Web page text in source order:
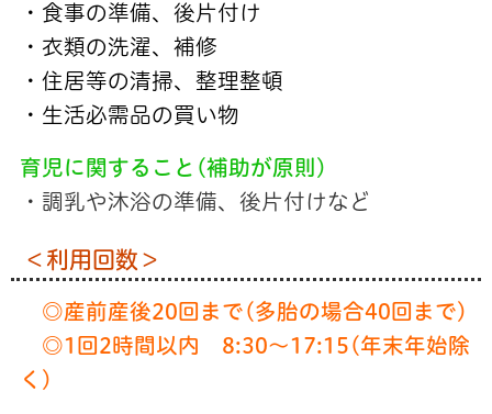
・食事の準備、後片付け
・衣類の洗濯、補修
・住居等の清掃、整理整頓
・生活必需品の買い物
育児に関すること(補助が原則)
・調乳や沐浴の準備、後片付けなど
＜利用回数＞
◎産前産後20回まで(多胎の場合40回まで)
◎1回2時間以内 8:30～17:15(年末年始除
く)